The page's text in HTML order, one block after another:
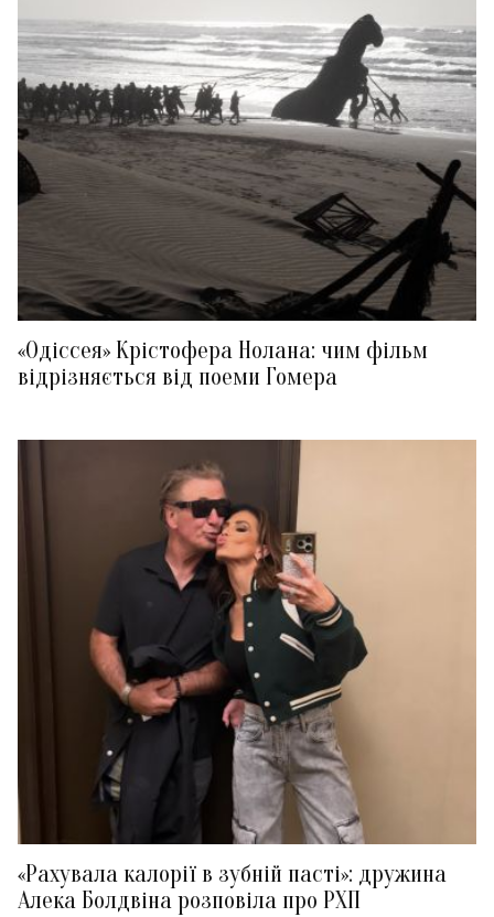
«Одіссея» Крістофера Нолана: чим фільм
відрізняється від поеми Гомера
«Рахувала калорії в зубній пасті»: дружина
Алека Болдвіна розповіла про РХП